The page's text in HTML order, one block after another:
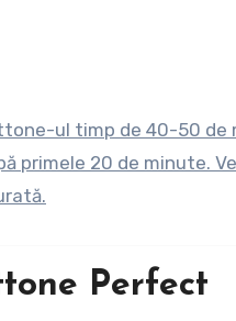
ul timp de 40-50 de
primele 20 de minute.
Perfect